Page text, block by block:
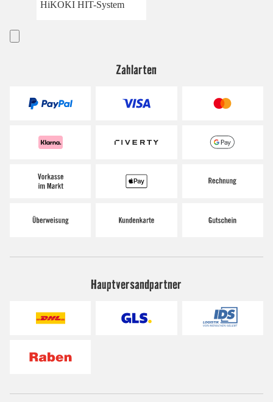
HiKOKI HIT-System
Zahlarten
Hauptversandpartner